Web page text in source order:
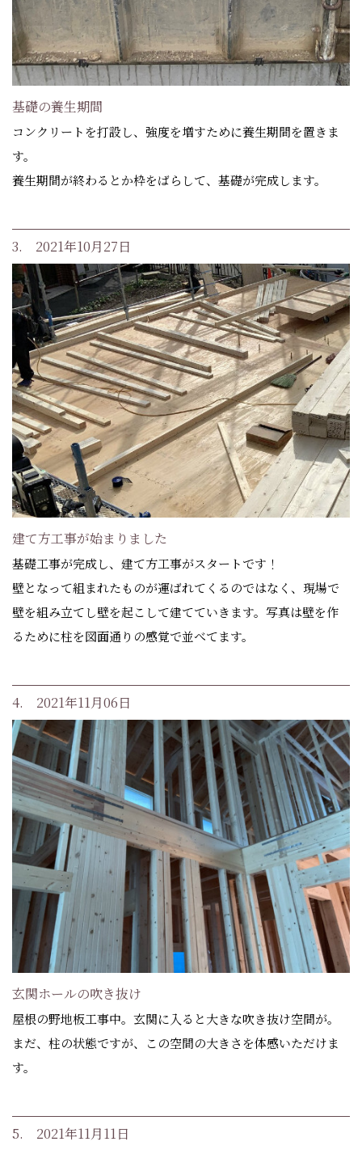
基礎の養生期間
コンクリートを打設し、強度を増すために養生期間を置きま
す。
養生期間が終わるとか枠をばらして、基礎が完成します。
3. 2021年10月27日
建て方工事が始まりました
基礎工事が完成し、建て方工事がスタートです！
壁となって組まれたものが運ばれてくるのではなく、現場で
壁を組み立てし壁を起こして建てていきます。写真は壁を作
るために柱を図面通りの感覚で並べてます。
4. 2021年11月06日
玄関ホールの吹き抜け
屋根の野地板工事中。玄関に入ると大きな吹き抜け空間が。
まだ、柱の状態ですが、この空間の大きさを体感いただけま
す。
5. 2021年11月11日